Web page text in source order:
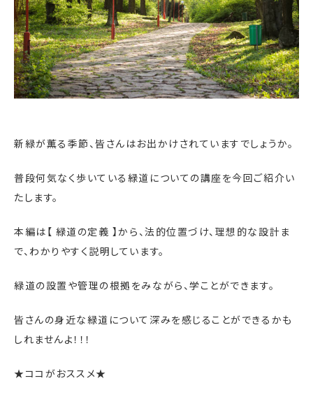
新緑が薫る季節、皆さんはお出かけされていますでしょうか。
普段何気なく歩いている緑道についての講座を今回ご紹介い
たします。
本編は【 緑道の定義 】から、法的位置づけ、理想的な設計ま
で、わかりやすく説明しています。
緑道の設置や管理の根拠をみながら、学ことができます。
皆さんの身近な緑道について深みを感じることができるかも
しれませんよ！！！
★ココがおススメ★